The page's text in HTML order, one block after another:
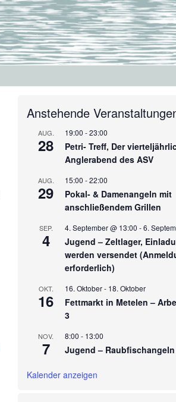
Anstehende
AUG.
28
19:00 -23:00
Petri- Treff, Der
Anglerabend des ASV
AUG.
29
15:00 -22:00
Pokal- & Damenangeln mit
anschließendem Grillen
SEP.
4
4. September @ 13:00 -6.
Jugend – Zeltlager,
werden versendet
erforderlich)
OKT.
16
16. Oktober- 18. Oktober
Fettmarkt in Metelen –
3
NOV.
7
8:00 - 13:00
Jugend – Raubfischangeln
Kalender anzeigen